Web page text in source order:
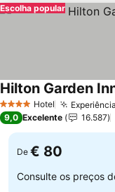
Escolha popular
4 EstrelasHotel
Hilton Garden
9,0 Excelente 16.587
De € 80
Consulte os preços